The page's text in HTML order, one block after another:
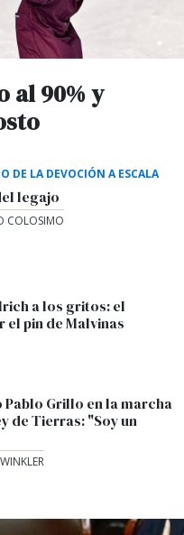
al 90% y
DE LA DEVOCIÓN A ESCALA
legajo
COLOSIMO
a los gritos: el
pin de Malvinas
Grillo en la marcha
de Tierras: "Soy un